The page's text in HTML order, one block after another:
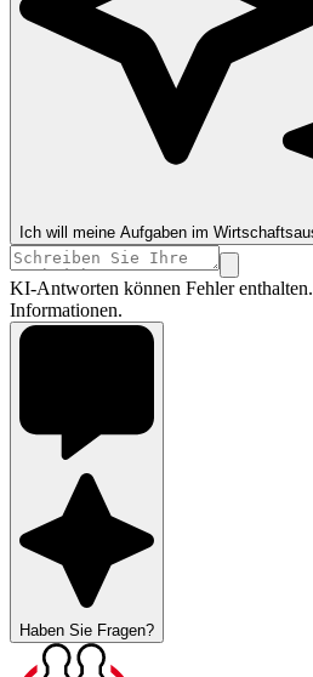
Ich will meine Aufgaben im
KI-Antworten können Fehler
Informationen.
Haben Sie Fragen?